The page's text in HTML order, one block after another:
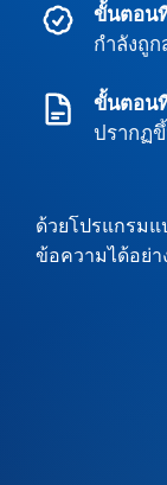
ขั้นตอน
กำลังถูก
ขั้นตอน
ปรากฏ
ด้วยโปรแกรมแ
ข้อความได้อย่า